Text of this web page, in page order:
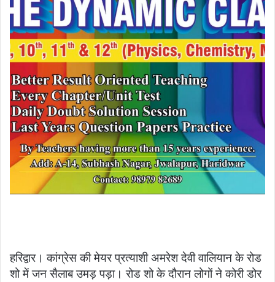
हरिद्वार। कांग्रेस की मेयर प्रत्याशी अमरेश देवी वालियान के रोड
शो में जन सैलाब उमड़ पड़ा। रोड शो के दौरान लोगों ने कोरी डोर